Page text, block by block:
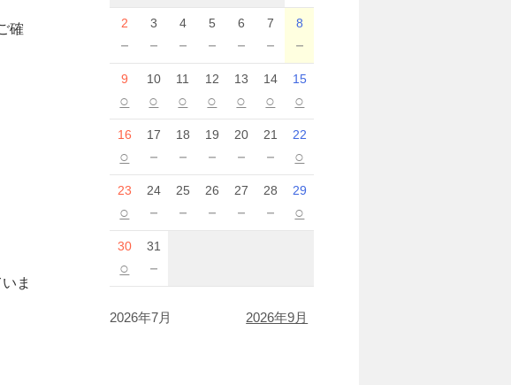
確
ま
2
－
3
－
4
－
5
－
6
－
7
－
8
－
9
○
10
○
11
○
12
○
13
○
14
○
15
○
16
○
17
－
18
－
19
－
20
－
21
－
22
○
23
○
24
－
25
－
26
－
27
－
28
－
29
○
30
○
31
－
2026年7月 2026年9月